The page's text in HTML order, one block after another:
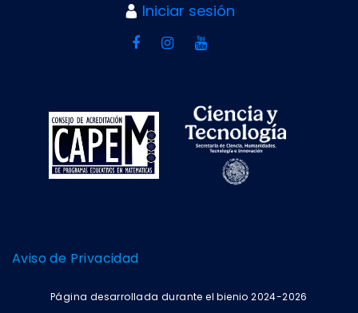
Iniciar sesión
Aviso de Privacidad
Página desarrollada durante el bienio 2024-2026